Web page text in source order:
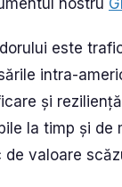
nostru
este
intra-
și
la timp și de
valoare